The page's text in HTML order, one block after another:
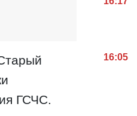
ГСЧС.
16:05